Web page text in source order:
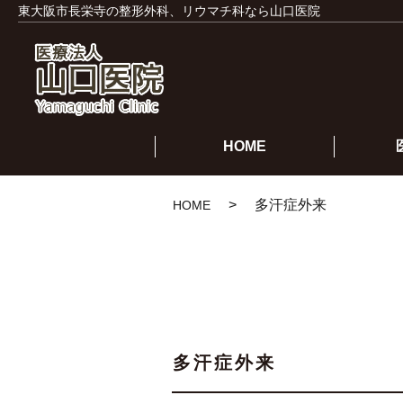
東大阪市長栄寺の整形外科、リウマチ科なら山口医院
HOME
HOME 多汗症外来
多汗症外来